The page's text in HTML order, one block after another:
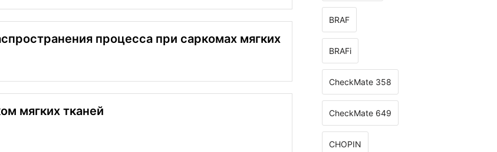
BRAF
BRAFi
CheckMate 358
CheckMate 649
CHOPIN
процесса при саркомах мягких
мягких тканей